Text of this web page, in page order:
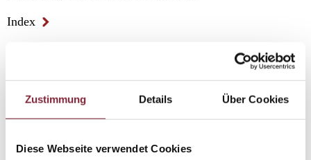
Zustimmung Details Über Cookies
Diese Webseite verwendet Cookies
Index